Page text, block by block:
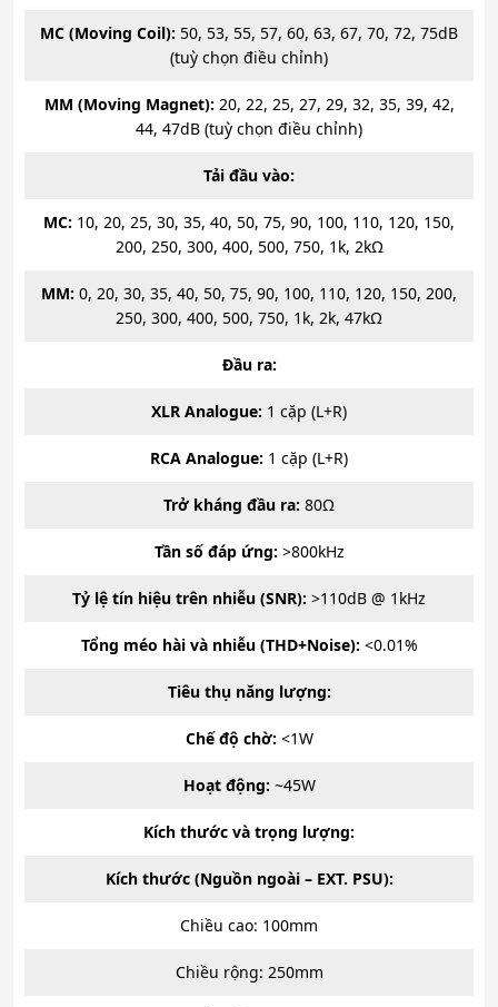
MC (Moving Coil): 50, 53, 55, 57, 60, 63, 67, 70, 72, 75dB
(tuỳ chọn điều chỉnh)
MM (Moving Magnet): 20, 22, 25, 27, 29, 32, 35, 39, 42,
44, 47dB (tuỳ chọn điều chỉnh)
Tải đầu vào:
MC: 10, 20, 25, 30, 35, 40, 50, 75, 90, 100, 110, 120, 150,
200, 250, 300, 400, 500, 750, 1k, 2kΩ
MM: 0, 20, 30, 35, 40, 50, 75, 90, 100, 110, 120, 150, 200,
250, 300, 400, 500, 750, 1k, 2k, 47kΩ
Đầu ra:
XLR Analogue: 1 cặp (L+R)
RCA Analogue: 1 cặp (L+R)
Trở kháng đầu ra: 80Ω
Tần số đáp ứng: >800kHz
Tỷ lệ tín hiệu trên nhiễu (SNR): >110dB @ 1kHz
Tổng méo hài và nhiễu (THD+Noise): <0.01%
Tiêu thụ năng lượng:
Chế độ chờ: <1W
Hoạt động: ~45W
Kích thước và trọng lượng:
Kích thước (Nguồn ngoài – EXT. PSU):
Chiều cao: 100mm
Chiều rộng: 250mm